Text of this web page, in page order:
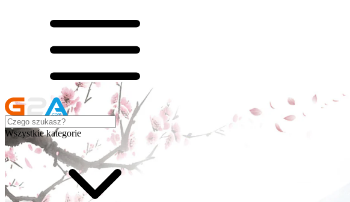
Wszystkie kategorie